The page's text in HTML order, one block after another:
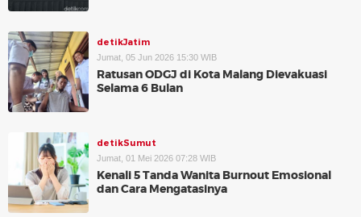
detikJatim
Jumat, 05 Jun 2026 15:30 WIB
Ratusan ODGJ di Kota Malang Dievakuasi
Selama 6 Bulan
detikSumut
Jumat, 01 Mei 2026 07:28 WIB
Kenali 5 Tanda Wanita Burnout Emosional
dan Cara Mengatasinya